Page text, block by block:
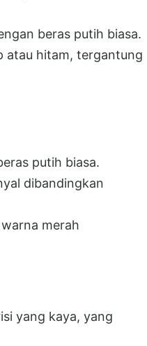
beras putih biasa.
atau hitam, tergantung
putih biasa.
dibandingkan
merah
yang kaya, yang